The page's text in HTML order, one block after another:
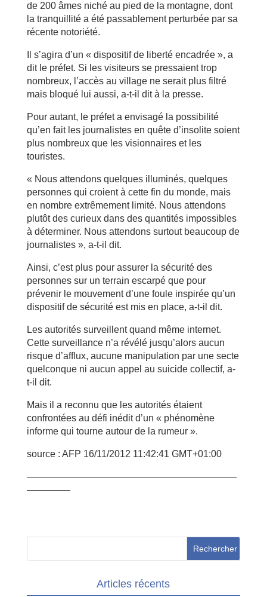
de 200 âmes niché au pied de la montagne, dont
la tranquillité a été passablement perturbée par sa
récente notoriété.
Il s’agira d’un « dispositif de liberté encadrée », a
dit le préfet. Si les visiteurs se pressaient trop
nombreux, l’accès au village ne serait plus filtré
mais bloqué lui aussi, a-t-il dit à la presse.
Pour autant, le préfet a envisagé la possibilité
qu’en fait les journalistes en quête d’insolite soient
plus nombreux que les visionnaires et les
touristes.
« Nous attendons quelques illuminés, quelques
personnes qui croient à cette fin du monde, mais
en nombre extrêmement limité. Nous attendons
plutôt des curieux dans des quantités impossibles
à déterminer. Nous attendons surtout beaucoup de
journalistes », a-t-il dit.
Ainsi, c’est plus pour assurer la sécurité des
personnes sur un terrain escarpé que pour
prévenir le mouvement d’une foule inspirée qu’un
dispositif de sécurité est mis en place, a-t-il dit.
Les autorités surveillent quand même internet.
Cette surveillance n’a révélé jusqu’alors aucun
risque d’afflux, aucune manipulation par une secte
quelconque ni aucun appel au suicide collectif, a-
t-il dit.
Mais il a reconnu que les autorités étaient
confrontées au défi inédit d’un « phénomène
informe qui tourne autour de la rumeur ».
source : AFP 16/11/2012 11:42:41 GMT+01:00
——————————————————————
————–
Articles récents